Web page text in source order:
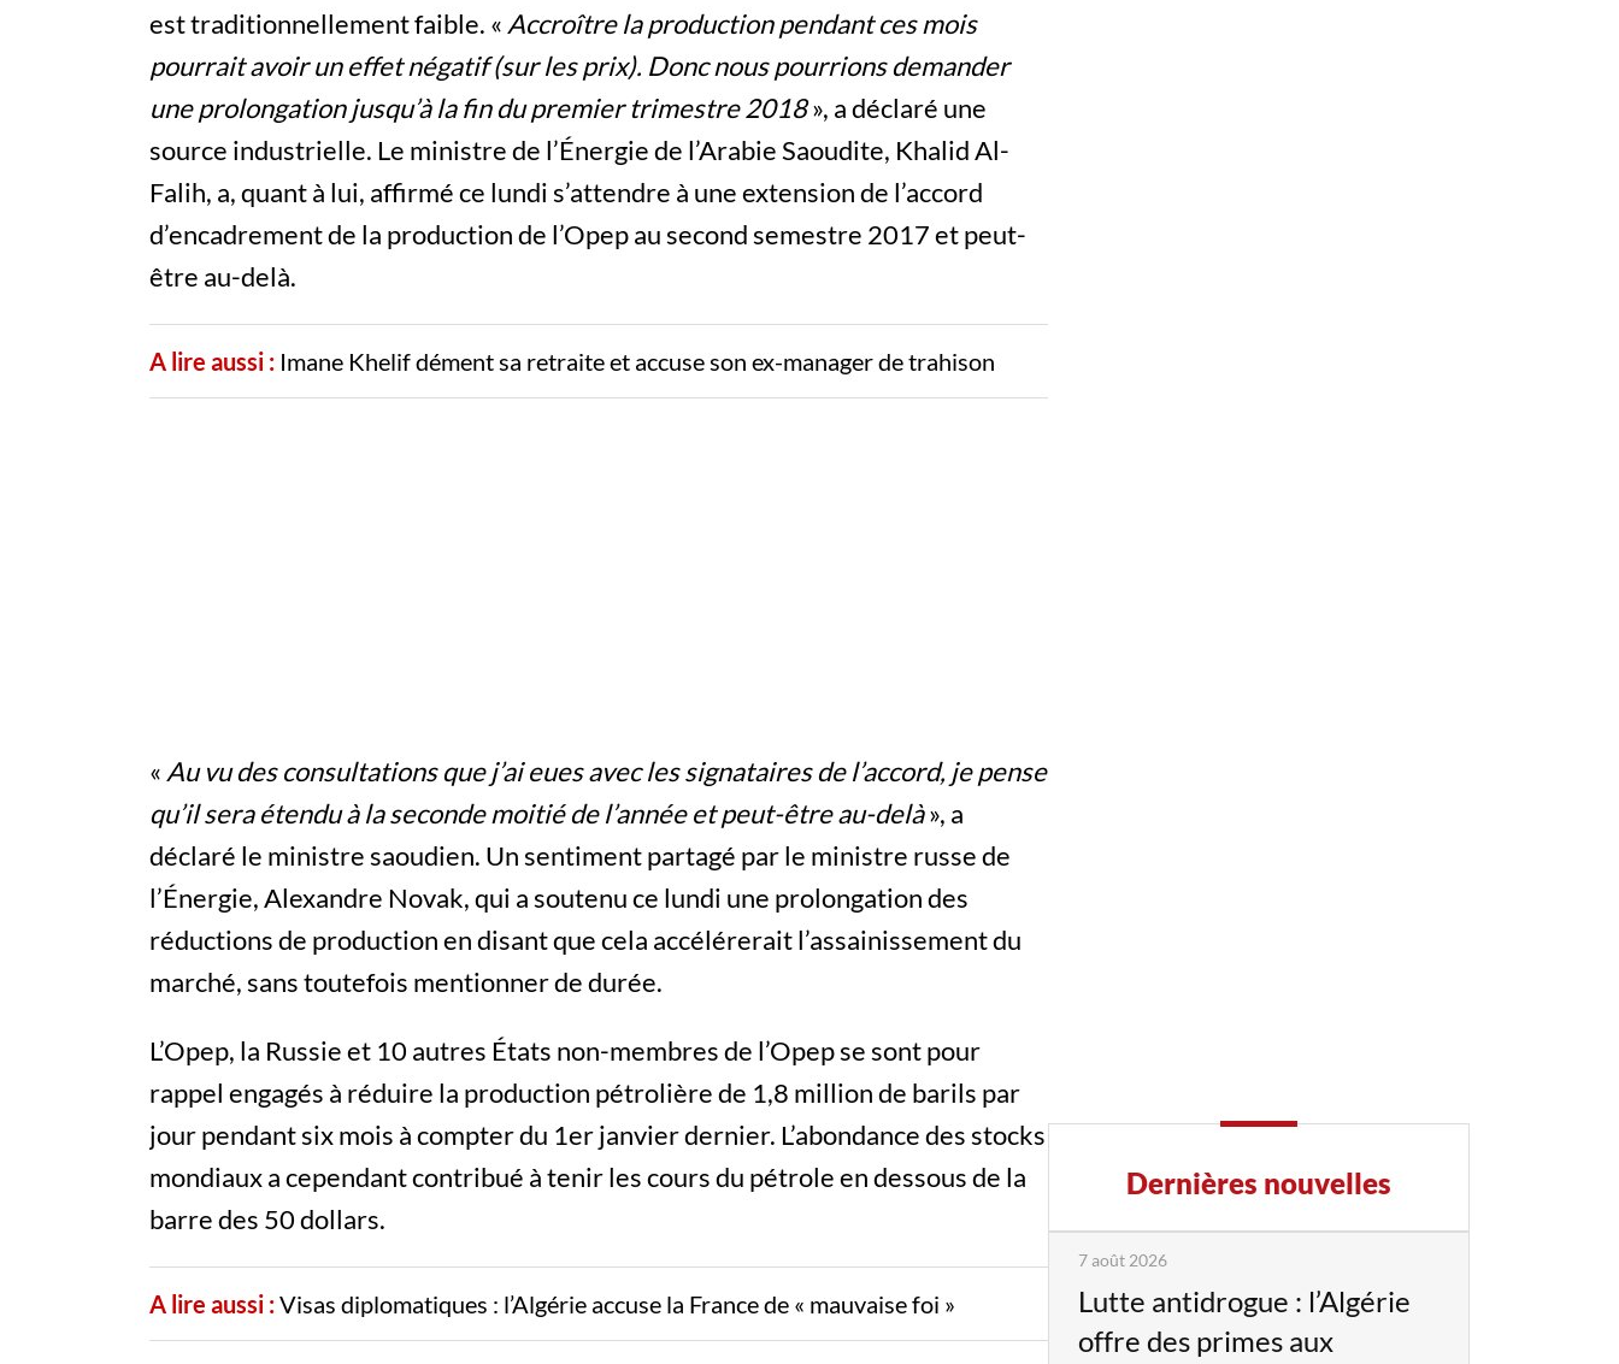
est traditionnellement faible. « Accroître la production pendant ces mois
pourrait avoir un effet négatif (sur les prix). Donc nous pourrions demander
une prolongation jusqu’à la fin du premier trimestre 2018», a déclaré une
source industrielle. Le ministre de l’Énergie de l’Arabie Saoudite, Khalid Al-
Falih, a, quant à lui, affirmé ce lundi s’attendre à une extension de l’accord
d’encadrement de la production de l’Opep au second semestre 2017 et peut-
être au-delà.
A lire aussi : Imane Khelif dément sa retraite et accuse son ex-manager de trahison
« Au vu des consultations que j’ai eues avec les signataires de l’accord, je pense
qu’il sera étendu à la seconde moitié de l’année et peut-être au-delà», a
déclaré le ministre saoudien. Un sentiment partagé par le ministre russe de
l’Énergie, Alexandre Novak, qui a soutenu ce lundi une prolongation des
réductions de production en disant que cela accélérerait l’assainissement du
marché, sans toutefois mentionner de durée.
L’Opep, la Russie et 10 autres États non-membres de l’Opep se sont pour
rappel engagés à réduire la production pétrolière de 1,8 million de barils par
jour pendant six mois à compter du 1er janvier dernier. L’abondance des stocks
mondiaux a cependant contribué à tenir les cours du pétrole en dessous de la
barre des 50 dollars.
A lire aussi :Visas diplomatiques : l’Algérie accuse la France de « mauvaise foi »
Dernières nouvelles
7 août 2026
Lutte antidrogue : l’Algérie
offre des primes aux